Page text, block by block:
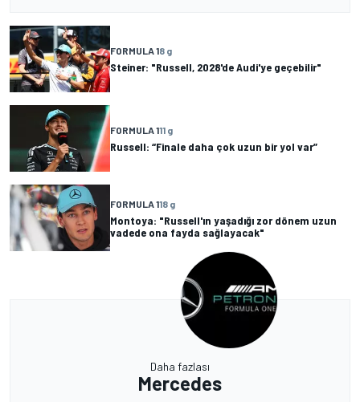
FORMULA 18 g
Steiner: "Russell, 2028'de Audi'ye geçebilir"
FORMULA 111 g
Russell: “Finale daha çok uzun bir yol var”
FORMULA 118 g
Montoya: "Russell'ın yaşadığı zor dönem uzun
vadede ona fayda sağlayacak"
Daha fazlası
Mercedes